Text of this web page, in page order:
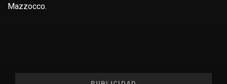
Mazzocco.